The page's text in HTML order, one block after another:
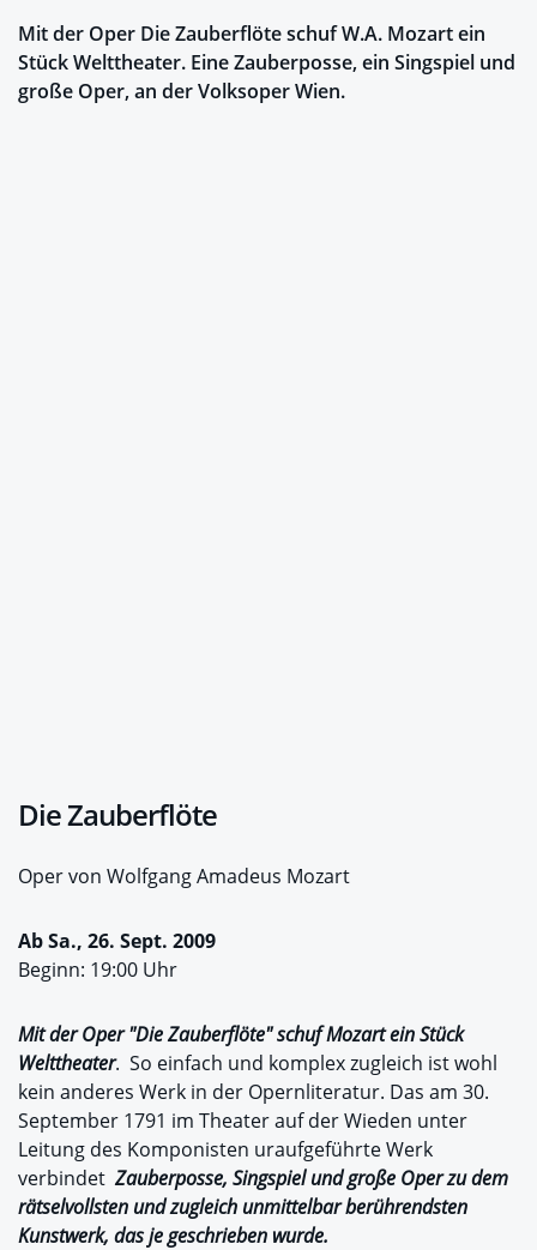
Mit der Oper Die Zauberflöte schuf W.A. Mozart ein
Stück Welttheater. Eine Zauberposse, ein Singspiel und
große Oper, an der Volksoper Wien.
Die Zauberflöte
Oper von Wolfgang Amadeus Mozart
Ab Sa., 26. Sept. 2009
Beginn: 19:00 Uhr
Mit der Oper "Die Zauberflöte" schuf Mozart ein Stück
Welttheater. So einfach und komplex zugleich ist wohl
kein anderes Werk in der Opernliteratur. Das am 30.
September 1791 im Theater auf der Wieden unter
Leitung des Komponisten uraufgeführte Werk
verbindetZauberposse, Singspiel und große Oper zu dem
rätselvollsten und zugleich unmittelbar berührendsten
Kunstwerk, das je geschrieben wurde.